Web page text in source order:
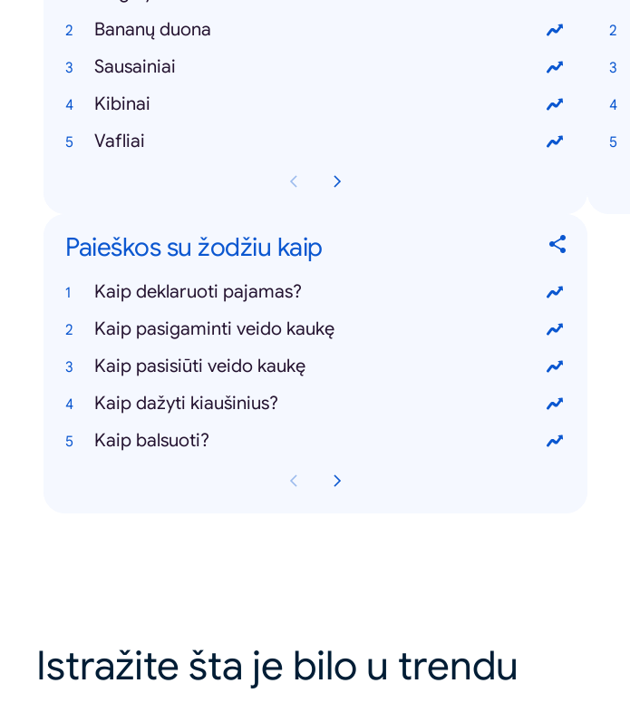
Bananų duona
Sausainiai
Kibinai
Vafliai
Paieškos su žodžiu kaip
Kaip deklaruoti pajamas?
Kaip pasigaminti veido kaukę
Kaip pasisiūti veido kaukę
Kaip dažyti kiaušinius?
Kaip balsuoti?
Istražite šta je bilo u trendu